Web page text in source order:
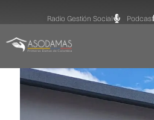
Radio Gestión Social Podcast